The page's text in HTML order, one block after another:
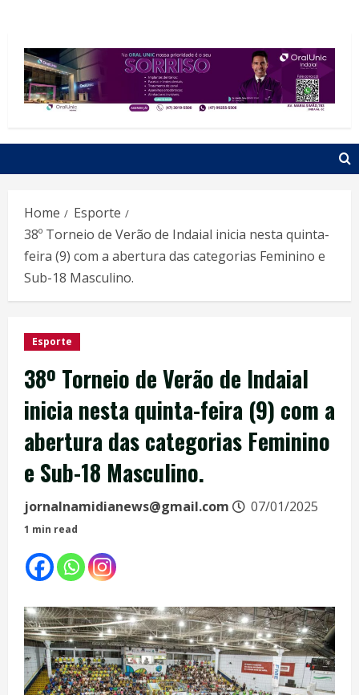
Home
Esporte
38º Torneio de Verão de Indaial inicia nesta quinta-
feira (9) com a abertura das categorias Feminino e
Sub-18 Masculino.
Esporte
38º Torneio de Verão de Indaial
inicia nesta quinta-feira (9) com a
abertura das categorias Feminino
e Sub-18 Masculino.
jornalnamidianews@gmail.com 07/01/2025
1 min read